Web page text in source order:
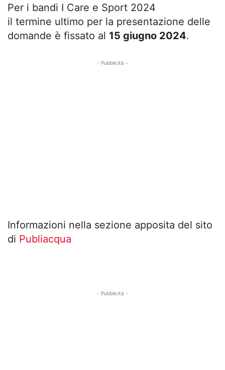
Per i bandi I Care e Sport 2024
il termine ultimo per la presentazione delle
domande è fissato al 15 giugno 2024.
- Pubblicità -
Informazioni nella sezione apposita del sito
di Publiacqua
- Pubblicità -